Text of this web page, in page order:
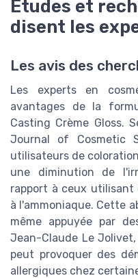
Études et
disent les
Les avis des
Les experts en
avantages de la
Casting Crème Gloss.
Journal of Cosmetic
utilisateurs de
une diminution de
rapport à ceux utilisant
à l'ammoniaque. Cette
même appuyée par
Jean-Claude Le
peut provoquer des
allergiques chez